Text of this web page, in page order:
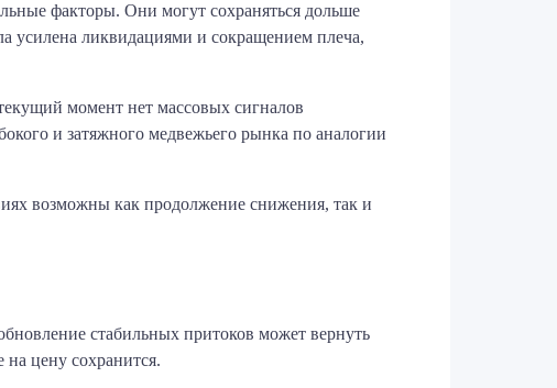
факторы. Они могут сохраняться дольше
усилена ликвидациями и сокращением плеча,
момент нет массовых сигналов
и затяжного медвежьего рынка по аналогии
возможны как продолжение снижения, так и
стабильных притоков может вернуть
цену сохранится.